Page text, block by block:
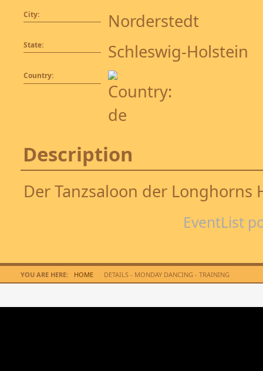
City: Norderstedt
State: Schleswig-Holstein
Country:
Description
Der Tanzsaloon der Longhorns
EventList
YOU ARE HERE: HOME DETAILS - MONDAY DANCING - TRAINING